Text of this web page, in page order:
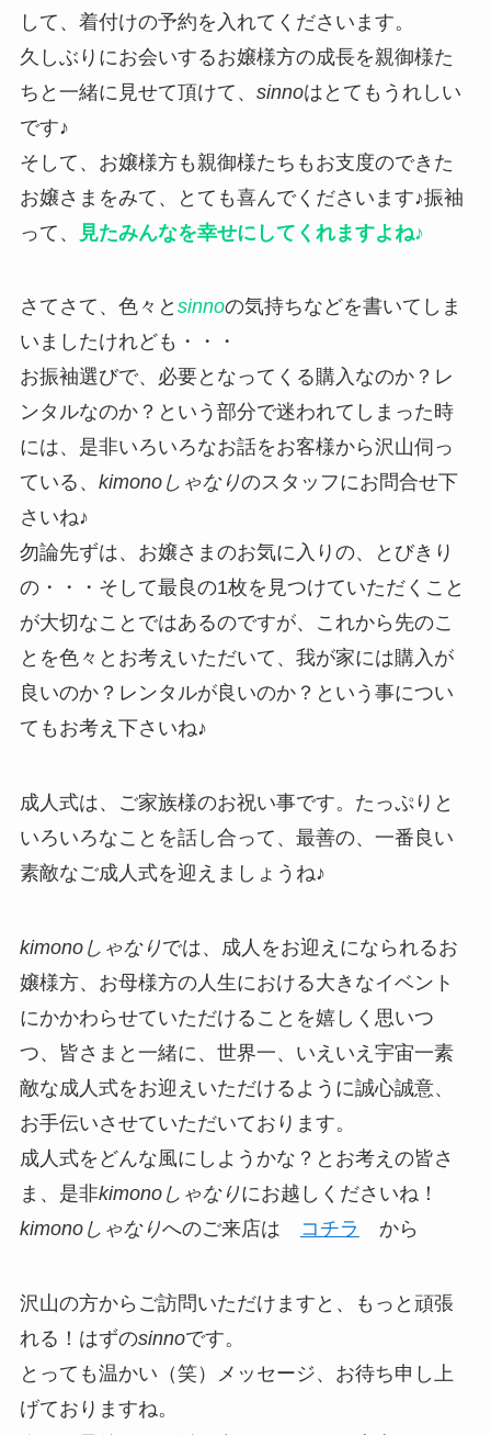
して、着付けの予約を入れてくださいます。
久しぶりにお会いするお嬢様方の成長を親御様た
ちと一緒に見せて頂けて、 sinnoはとてもうれしい
です♪
そして、お嬢様方も親御様たちもお支度のできた
お嬢さまをみて、とても喜んでくださいます♪振袖
って、
見たみんなを幸せにしてくれますよね♪
さてさて、色々と sinnoの気持ちなどを書いてしま
いましたけれども・・・
お振袖選びで、必要となってくる購入なのか？レ
ンタルなのか？という部分で迷われてしまった時
には、是非いろいろなお話をお客様から沢山伺っ
ている、 kimonoしゃなりのスタッフにお問合せ下
さいね♪
勿論先ずは、お嬢さまのお気に入りの、とびきり
の・・・そして最良の1枚を見つけていただくこと
が大切なことではあるのですが、これから先のこ
とを色々とお考えいただいて、我が家には購入が
良いのか？レンタルが良いのか？という事につい
てもお考え下さいね♪
成人式は、ご家族様のお祝い事です。たっぷりと
いろいろなことを話し合って、最善の、一番良い
素敵なご成人式を迎えましょうね♪
kimonoしゃなりでは、成人をお迎えになられるお
嬢様方、お母様方の人生における大きなイベント
にかかわらせていただけることを嬉しく思いつ
つ、皆さまと一緒に、世界一、いえいえ宇宙一素
敵な成人式をお迎えいただけるように誠心誠意、
お手伝いさせていただいております。
成人式をどんな風にしようかな？とお考えの皆さ
ま、是非kimonoしゃなりにお越しくださいね！
kimonoしゃなりへのご来店は コチラ から
沢山の方からご訪問いただけますと、もっと頑張
れる！はずのsinnoです。
とっても温かい（笑）メッセージ、お待ち申し上
げておりますね。